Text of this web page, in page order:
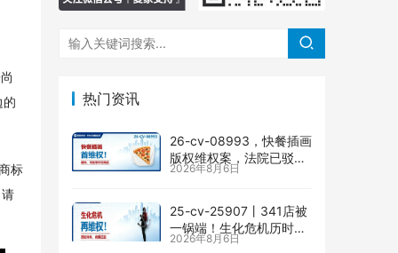
的
标
热门资讯
26-cv-08993，快餐插画
版权维权案，法院已驳回
批量合并，剩余商家不要
2026年8月6日
25-cv-25907㇑341店被
一锅端！生化危机历时半
年TRO传票已发，8月24
2026年8月6日